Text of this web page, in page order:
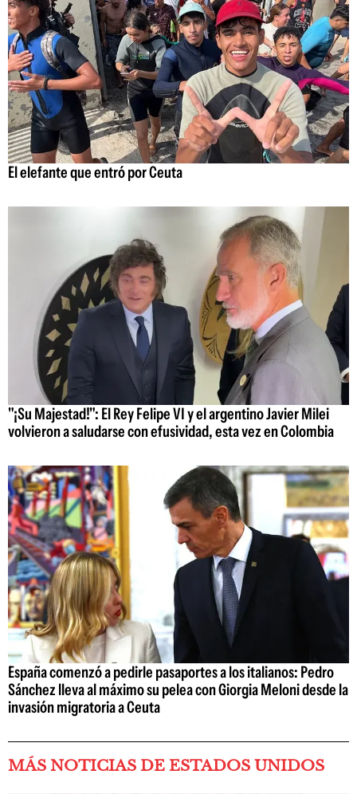
El elefante que entró por Ceuta
"¡Su Majestad!": El Rey Felipe VI y el argentino Javier Milei
volvieron a saludarse con efusividad, esta vez en Colombia
España comenzó a pedirle pasaportes a los italianos: Pedro
Sánchez lleva al máximo su pelea con Giorgia Meloni desde la
invasión migratoria a Ceuta
MÁS NOTICIAS DE ESTADOS UNIDOS